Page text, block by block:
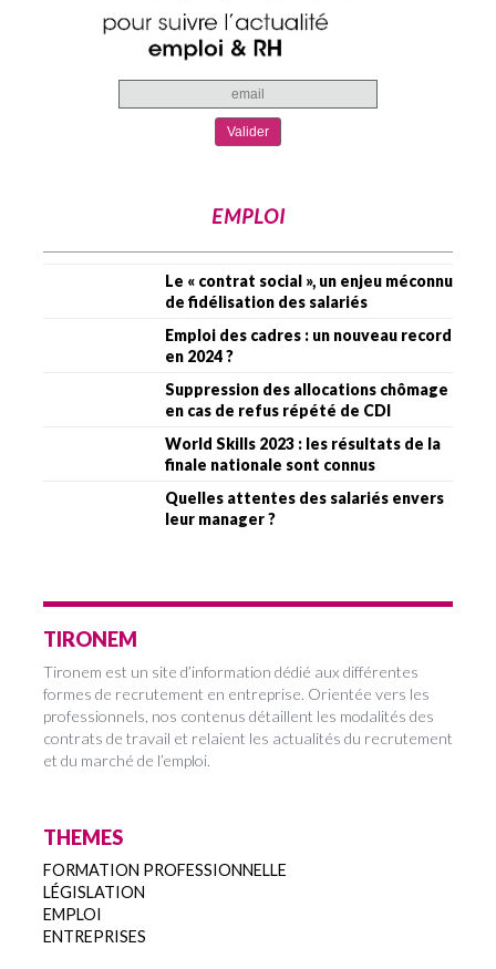
EMPLOI
Le « contrat social », un enjeu méconnu
de fidélisation des salariés
Emploi des cadres : un nouveau record
en 2024 ?
Suppression des allocations chômage
en cas de refus répété de CDI
World Skills 2023 : les résultats de la
finale nationale sont connus
Quelles attentes des salariés envers
leur manager ?
TIRONEM
Tironem est un site d’information dédié aux différentes
formes de recrutement en entreprise. Orientée vers les
professionnels, nos contenus détaillent les modalités des
contrats de travail et relaient les actualités du recrutement
et du marché de l’emploi.
THEMES
FORMATION PROFESSIONNELLE
LÉGISLATION
EMPLOI
ENTREPRISES